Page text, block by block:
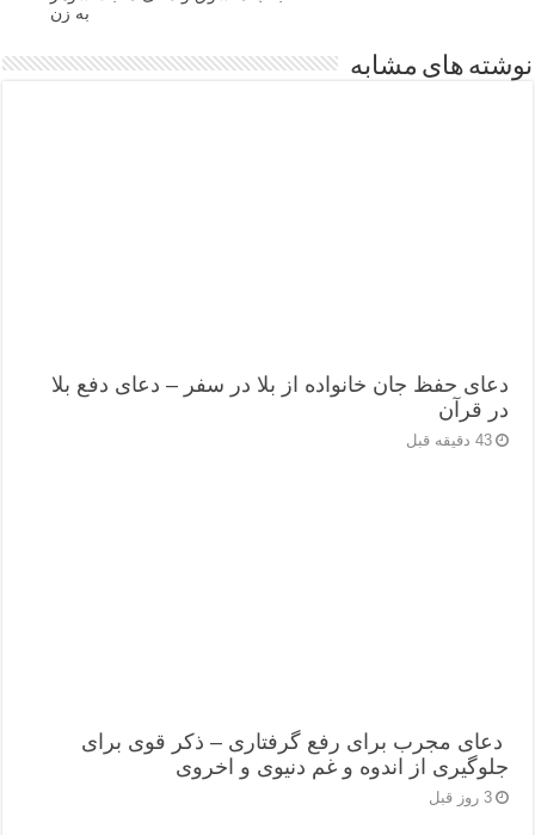
به زن
نوشته های مشابه
دعای حفظ جان خانواده از بلا در سفر – دعای دفع بلا
در قرآن
43 دقیقه قبل
دعای مجرب برای رفع گرفتاری – ذکر قوی برای
جلوگیری از اندوه و غم دنیوی و اخروی
3 روز قبل